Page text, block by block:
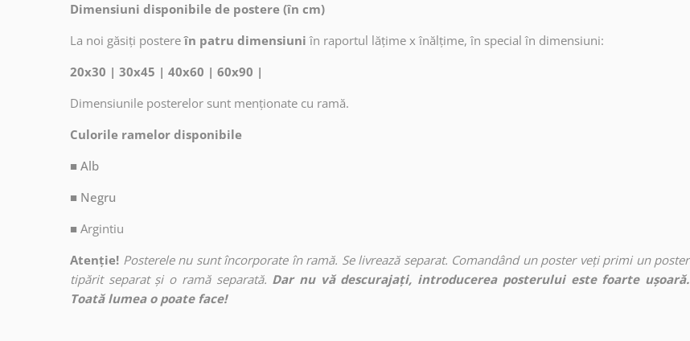
Dimensiuni disponibile de postere (în cm)
La noi găsiți postere în patru dimensiuni în raportul lățime x înălțime, în special în dimensiuni:
20x30 | 30x45 | 40x60 | 60x90 |
Dimensiunile posterelor sunt menționate cu ramă.
Culorile ramelor disponibile
■ Alb
■ Negru
■ Argintiu
Atenție! Posterele nu sunt încorporate în ramă. Se livrează separat. Comandând un poster veți primi un poster
tipărit separat și o ramă separată. Dar nu vă descurajați, introducerea posterului este foarte ușoară.
Toată lumea o poate face!